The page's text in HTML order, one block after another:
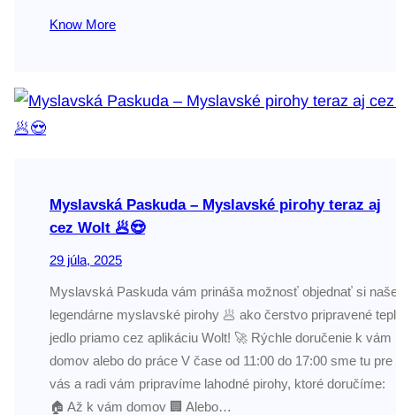
Know More
Myslavská Paskuda – Myslavské pirohy teraz aj
cez Wolt 🥟😍
29 júla, 2025
Myslavská Paskuda vám prináša možnosť objednať si
legendárne myslavské pirohy 🥟 ako čerstvo pripravené
jedlo priamo cez aplikáciu Wolt! 🚀 Rýchle doručenie k vám
domov alebo do práce V čase od 11:00 do 17:00 sme tu pre
vás a radi vám pripravíme lahodné pirohy, ktoré doručíme:
🏠 Až k vám domov 🏢 Alebo…